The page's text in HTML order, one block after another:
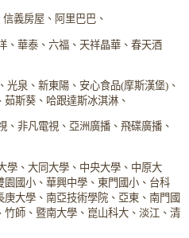
義房屋、阿里巴巴、
、華泰、六福、天祥晶華、春天酒
泉、新東陽、安心食品(摩斯漢堡)、
斯葵、哈跟達斯冰淇淋、
、非凡電視、亞洲廣播、飛碟廣播、
學、大同大學、中央大學、中原大
國小、華興中學、東門國小、台科
大學、南亞技術學院、亞東、南門國
師、暨南大學、崑山科大、淡江、清